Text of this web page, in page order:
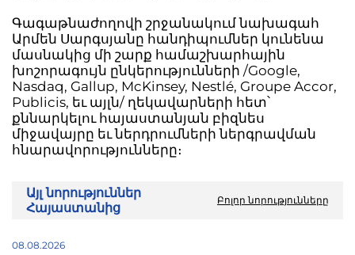
Գագաթնաժողովի շրջանակում նախագահ
Արմեն Սարգսյանը հանդիպումներ կունենա
մասնակից մի շարք համաշխարհային
խոշորագույն ընկերությունների /Google,
Nasdaq, Gallup, McKinsey, Nestlé, Groupe Accor,
Publicis, եւ այլն/ ղեկավարների հետ՝
քննարկելու հայաստանյան բիզնես
միջավայրը եւ ներդրումների ներգրավման
հնարավորությունները։
Այլ նորություններ
Հայաստանից
Բոլոր նորությունները
08.08.2026